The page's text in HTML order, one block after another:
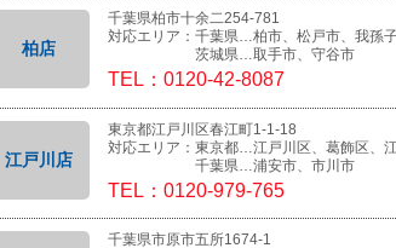
柏店
千葉県柏市十余二254-781
対応エリア：千葉県…柏市、松戸市、我孫
茨城県…取手市、守谷市
TEL：0120-42-8087
江戸川店
東京都江戸川区春江町1-1-18
対応エリア：東京都…江戸川区、葛飾区、
千葉県…浦安市、市川市
TEL：0120-979-765
千葉県市原市五所1674-1